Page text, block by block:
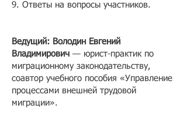
9. Ответы на вопросы участников.
Ведущий: Володин Евгений
Владимирович — юрист-практик по
миграционному законодательству,
соавтор учебного пособия «Управление
процессами внешней трудовой
миграции».